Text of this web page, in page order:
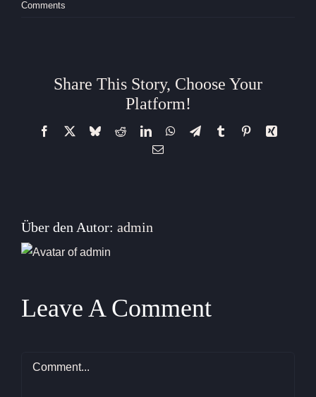
Comments
Share This Story, Choose Your
Platform!
Facebook BlueskyRedditLinkedInWhatsApp
TelegramTumblr PinterestXing
E-
Über den Autor: admin
Leave A Comment
Comment